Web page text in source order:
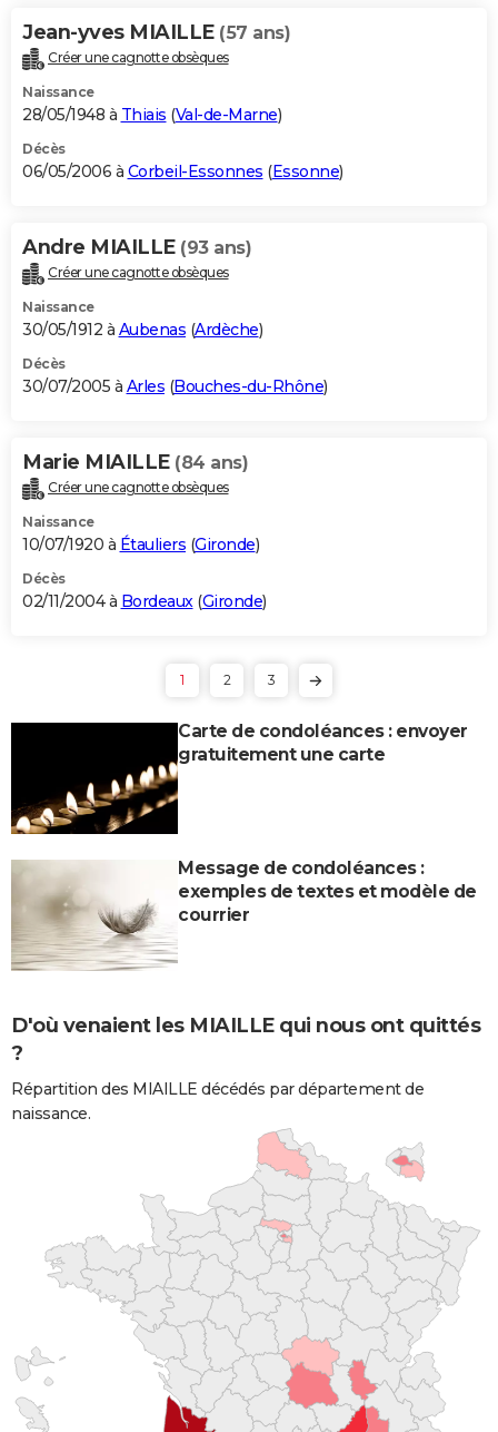
Jean-yves MIAILLE (57 ans)
Créer une cagnotte obsèques
Naissance
28/05/1948 à Thiais (Val-de-Marne)
Décès
06/05/2006 à Corbeil-Essonnes (Essonne)
Andre MIAILLE (93 ans)
Créer une cagnotte obsèques
Naissance
30/05/1912 à Aubenas (Ardèche)
Décès
30/07/2005 à Arles (Bouches-du-Rhône)
Marie MIAILLE (84 ans)
Créer une cagnotte obsèques
Naissance
10/07/1920 à Étauliers (Gironde)
Décès
02/11/2004 à Bordeaux (Gironde)
1 2 3
Carte de condoléances : envoyer
gratuitement une carte
Message de condoléances :
exemples de textes et modèle de
courrier
D'où venaient les MIAILLE qui nous ont quittés
?
Répartition des MIAILLE décédés par département de
naissance.